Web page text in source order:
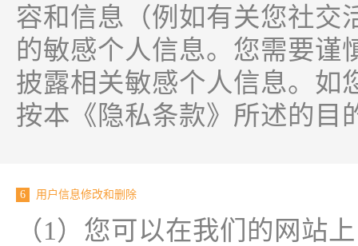
容和信息（例如有关您社交
的敏感个人信息。您需要谨
披露相关敏感个人信息。如
按本《隐私条款》所述的目
6 用户信息修改和删除
（1）您可以在我们的网站